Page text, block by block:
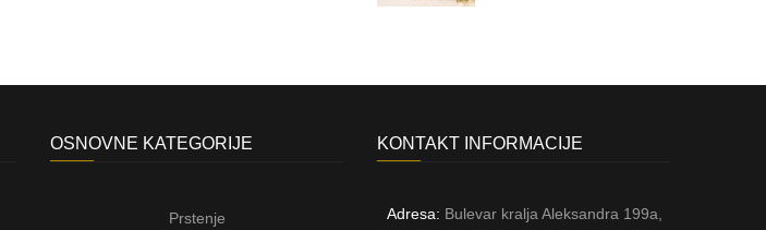
OSNOVNE KATEGORIJE
Prstenje
KONTAKT INFORMACIJE
Adresa: Bulevar kralja Aleksandra 199a,